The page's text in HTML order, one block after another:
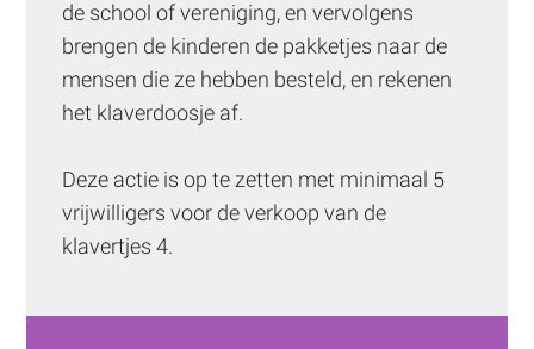
de school of vereniging, en vervolgens
brengen de kinderen de pakketjes naar de
mensen die ze hebben besteld, en rekenen
het klaverdoosje af.
Deze actie is op te zetten met minimaal 5
vrijwilligers voor de verkoop van de
klavertjes 4.